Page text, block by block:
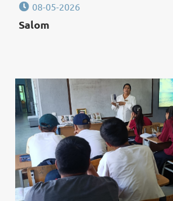
08-05-2026
Salom